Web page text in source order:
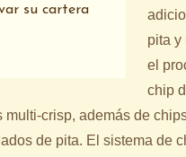
su cartera
pita y
el
chip
crisp, además de
de pita. El sistema de